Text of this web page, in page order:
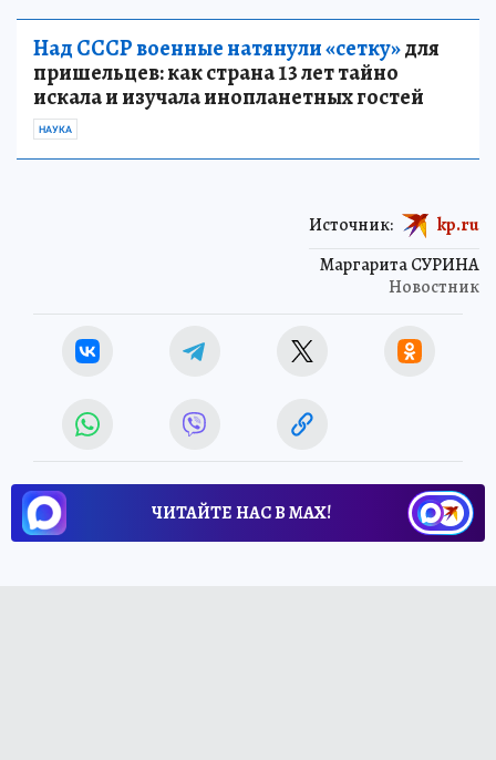
Над СССР военные натянули «сетку»для
пришельцев: как страна 13 лет тайно
искала и изучала инопланетных гостей
НАУКА
Маргарита СУРИНА
Новостник
Источник: kp.ru
ЧИТАЙТЕ НАС В МАХ!